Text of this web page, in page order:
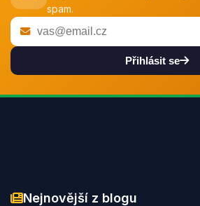
spam.
Přihlásit se
Nejnovější z blogu